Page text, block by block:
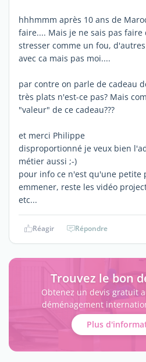
hhhmmm après 10 ans de
faire.... Mais je ne sais pas faire
stresser comme un fou,
avec ca mais pas moi....
par contre on parle de cadeau
très plats n'est-ce pas? Mais
"valeur" de ce cadeau???
et merci Philippe
disproportionné je veux bien
métier aussi ;-)
pour info ce n'est qu'une petite
emmener, reste les vidéo
etc...
Réagir Répondre
Trouvez le bon
Obtenez un devis gratuit
déménagement
Plus